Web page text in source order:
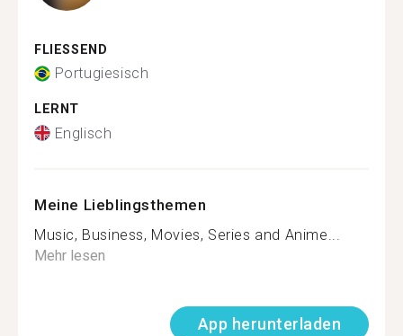
FLIESSEND
Portugiesisch
LERNT
Englisch
Meine Lieblingsthemen
Music, Business, Movies, Series and Anime...
Mehr lesen
App herunterladen